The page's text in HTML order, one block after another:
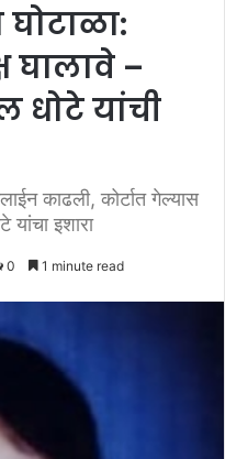
घालावे –
धोटे यांची
काढली, कोर्टात गेल्यास
यांचा इशारा
0 1 minute read